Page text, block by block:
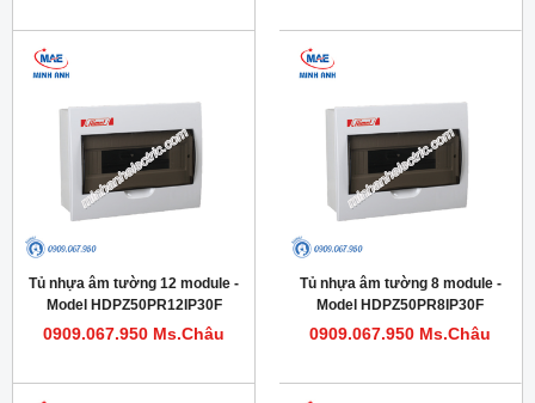
Tủ nhựa âm tường 12 module -
Model HDPZ50PR12IP30F
0909.067.950 Ms.Châu
Tủ nhựa âm tường 8 module -
Model HDPZ50PR8IP30F
0909.067.950 Ms.Châu